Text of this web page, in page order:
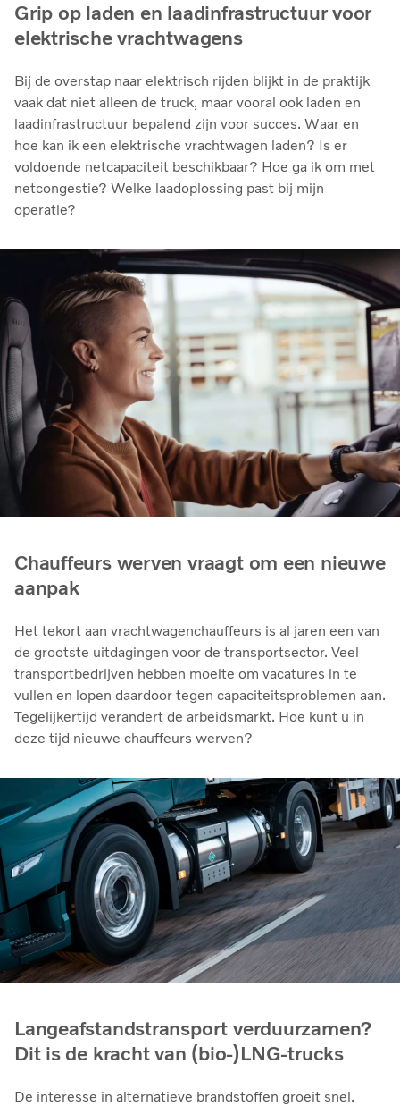
Grip op laden en laadinfrastructuur voor
elektrische vrachtwagens
Bij de overstap naar elektrisch rijden blijkt in de praktijk
vaak dat niet alleen de truck, maar vooral ook laden en
laadinfrastructuur bepalend zijn voor succes. Waar en
hoe kan ik een elektrische vrachtwagen laden? Is er
voldoende netcapaciteit beschikbaar? Hoe ga ik om met
netcongestie? Welke laadoplossing past bij mijn
operatie?
Chauffeurs werven vraagt om een nieuwe
aanpak
Het tekort aan vrachtwagenchauffeurs is al jaren een van
de grootste uitdagingen voor de transportsector. Veel
transportbedrijven hebben moeite om vacatures in te
vullen en lopen daardoor tegen capaciteitsproblemen aan.
Tegelijkertijd verandert de arbeidsmarkt. Hoe kunt u in
deze tijd nieuwe chauffeurs werven?
Langeafstandstransport verduurzamen?
Dit is de kracht van (bio-)LNG-trucks
De interesse in alternatieve brandstoffen groeit snel.